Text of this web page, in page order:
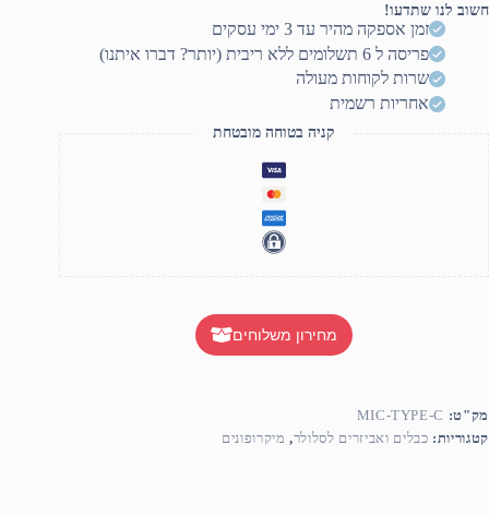
TYPE-
חשוב לנו שתדעו!
זמן אספקה מהיר עד 3 ימי עסקים
פריסה ל 6 תשלומים ללא ריבית (יותר? דברו איתנו)
שרות לקוחות מעולה
אחריות רשמית
קניה בטוחה מובטחת
מחירון משלוחים
מק"ט: MIC-TYPE-C
קטגוריות: כבלים ואביזרים לסלולר, מיקרופונים